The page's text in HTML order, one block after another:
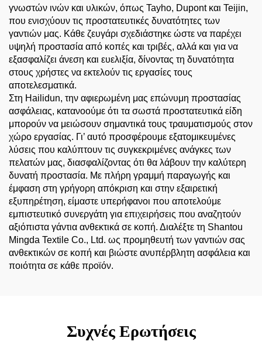
γνωστών ινών και υλικών, όπως Tayho, Dupont και Teijin,
που ενισχύουν τις προστατευτικές δυνατότητες των
γαντιών μας. Κάθε ζευγάρι σχεδιάστηκε ώστε να παρέχει
υψηλή προστασία από κοπές και τριβές, αλλά και για να
εξασφαλίζει άνεση και ευελιξία, δίνοντας τη δυνατότητα
στους χρήστες να εκτελούν τις εργασίες τους
αποτελεσματικά.
Στη Hailidun, την αφιερωμένη μας επώνυμη προστασίας
ασφάλειας, κατανοούμε ότι τα σωστά προστατευτικά είδη
μπορούν να μειώσουν σημαντικά τους τραυματισμούς στον
χώρο εργασίας. Γι’ αυτό προσφέρουμε εξατομικευμένες
λύσεις που καλύπτουν τις συγκεκριμένες ανάγκες των
πελατών μας, διασφαλίζοντας ότι θα λάβουν την καλύτερη
δυνατή προστασία. Με πλήρη γραμμή παραγωγής και
έμφαση στη γρήγορη απόκριση και στην εξαιρετική
εξυπηρέτηση, είμαστε υπερήφανοι που αποτελούμε
εμπιστευτικό συνεργάτη για επιχειρήσεις που αναζητούν
αξιόπιστα γάντια ανθεκτικά σε κοπή. Διαλέξτε τη Shantou
Mingda Textile Co., Ltd. ως προμηθευτή των γαντιών σας
ανθεκτικών σε κοπή και βιώστε ανυπέρβλητη ασφάλεια και
ποιότητα σε κάθε προϊόν.
Συχνές Ερωτήσεις